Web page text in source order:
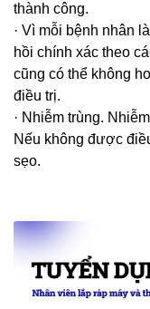
thành công.
· Vì mỗi bệnh nhân
hồi chính xác theo
cũng có thể không
điều trị.
· Nhiễm trùng.
Nếu không được
sẹo.